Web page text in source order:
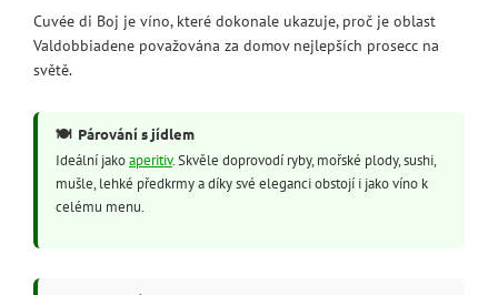
Cuvée di Boj je víno, které dokonale ukazuje, proč je oblast
Valdobbiadene považována za domov nejlepších prosecc na
světě.
🍽️ Párování s jídlem
Ideální jakoaperitiv. Skvěle doprovodí ryby, mořské plody, sushi,
mušle, lehké předkrmy a díky své eleganci obstojí i jako víno k
celému menu.